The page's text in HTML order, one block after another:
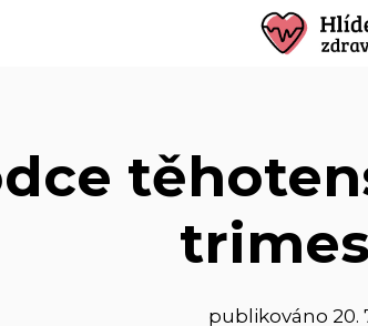
publikováno 20.